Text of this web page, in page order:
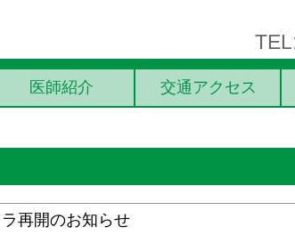
医師紹介 交通アクセス
再開のお知らせ